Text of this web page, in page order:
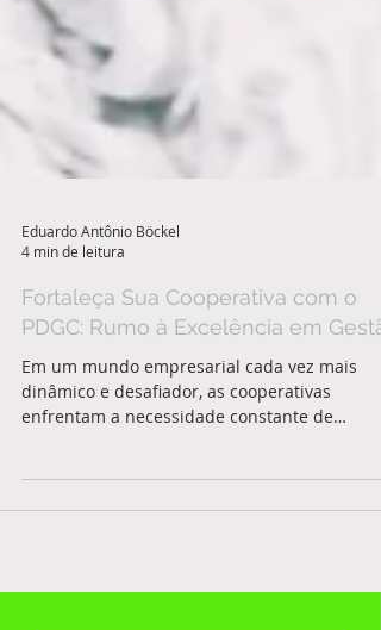
Eduardo Antônio Böckel
4 min de leitura
Fortaleça Sua Cooperativa com o
PDGC: Rumo à Excelência em
dinâmico e desafiador, as cooperativas